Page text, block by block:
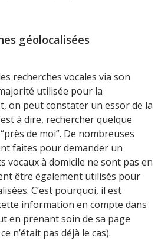
géolocalisées
recherches vocales via son
utilisée pour la
on peut constater un essor de la
à dire, rechercher quelque
de moi”. De nombreuses
faites pour demander un
vocaux à domicile ne sont pas en
être également utilisés pour
C’est pourquoi, il est
information en compte dans
en prenant soin de sa page
n’était pas déjà le cas).